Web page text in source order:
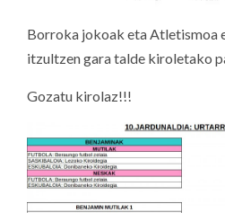
Borroka jokoak eta Atletismoa
itzultzen gara talde kiroletako
Gozatu kirolaz!!!